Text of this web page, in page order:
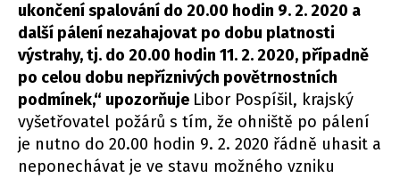
ukončení spalování do 20.00 hodin 9. 2. 2020 a
další pálení nezahajovat po dobu platnosti
výstrahy, tj. do 20.00 hodin 11. 2. 2020, případně
po celou dobu nepříznivých povětrnostních
podmínek,“ upozorňuje Libor Pospíšil, krajský
vyšetřovatel požárů s tím, že ohniště po pálení
je nutno do 20.00 hodin 9. 2. 2020 řádně uhasit a
neponechávat je ve stavu možného vzniku